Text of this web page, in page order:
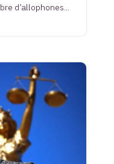
d’allophones...